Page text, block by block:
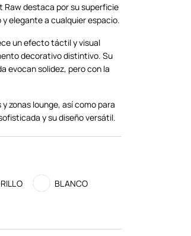
Raw destaca por su superficie
elegante a cualquier espacio.
un efecto táctil y visual
decorativo distintivo. Su
evocan solidez, pero con la
zonas lounge, así como para
y su diseño versátil.
BLANCO